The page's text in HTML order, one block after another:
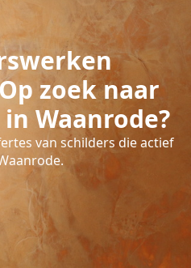
zoek naar
Waanrode?
van schilders die actief